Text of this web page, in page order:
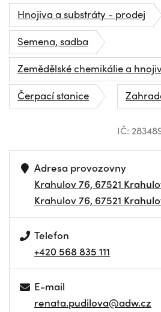
Hnojiva a substráty - prodej
Semena, sadba
Zemědělské chemikálie a
Čerpací stanice
IČ:
Adresa provozovny
Krahulov 76, 67521
Krahulov 76, 67521
Telefon
+420 568 835 111
E-mail
renata.pudilova@adw.cz